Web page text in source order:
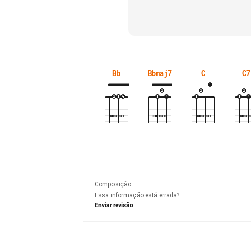
Bb Bbmaj7 C C7
Composição:
Essa informação está errada?
Enviar revisão